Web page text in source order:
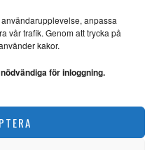
anpassa
vår trafik. Genom att trycka på
kakor.
för inloggning.
i Japan